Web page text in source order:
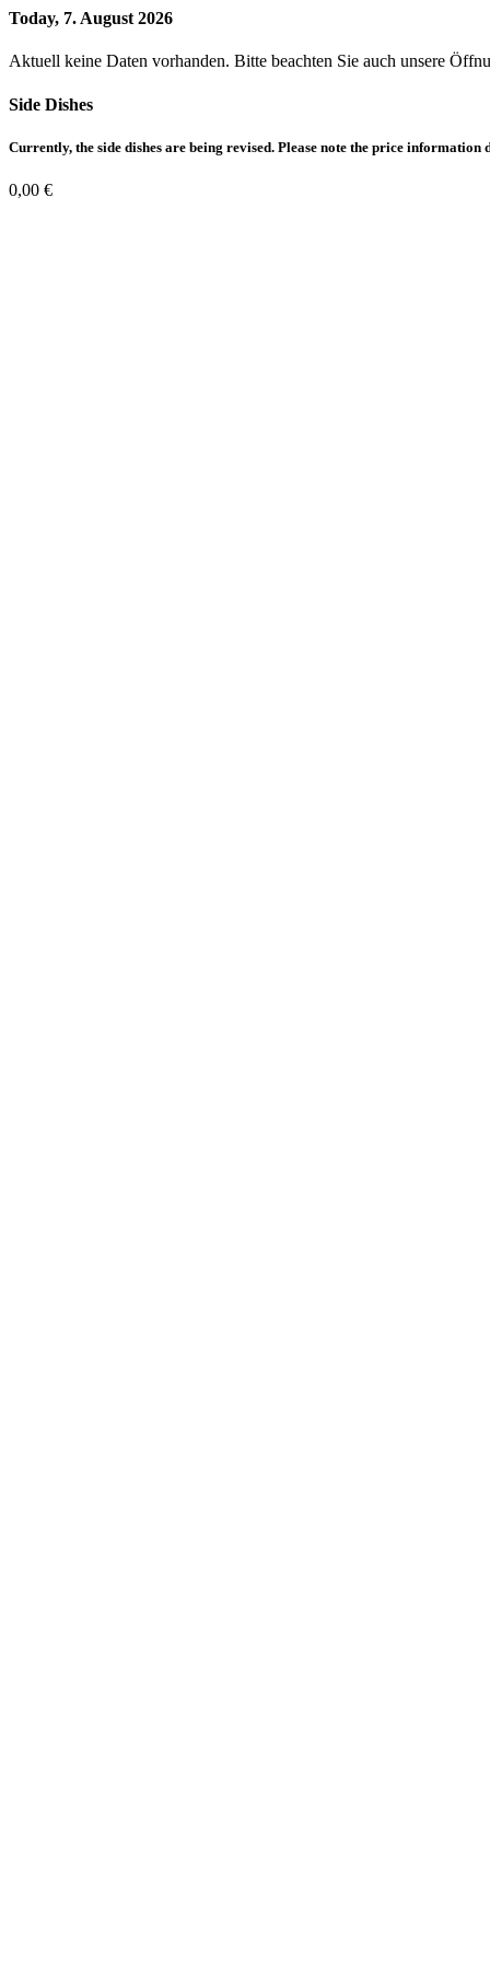
Today, 7. August 2026
Aktuell keine Daten vorhanden. Bitte beachten Sie auch unsere
Side Dishes
Currently, the side dishes are being revised. Please note the price information
0,00 €